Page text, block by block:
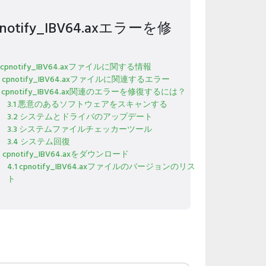
エラーを修
ファイルに関する情報
ファイルに関連するエラー
関連のエラーを修復するには？
3.1 悪意のあるソフトウェアをスキャンする
3.2 システムとドライバのアップデート
3.3 システムファイルチェッカーツール
3.4 システム回復
をダウンロード
4.1 cpnotify_IBV64.axファイルのバージョンのリス
ト